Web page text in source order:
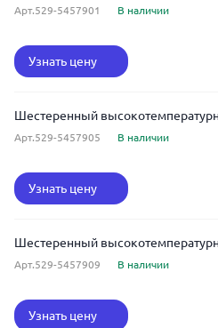
Арт.529-5457901 В наличии
Узнать цену
Шестеренный
Арт.529-5457905 В наличии
Узнать цену
Шестеренный
Арт.529-5457909 В наличии
Узнать цену